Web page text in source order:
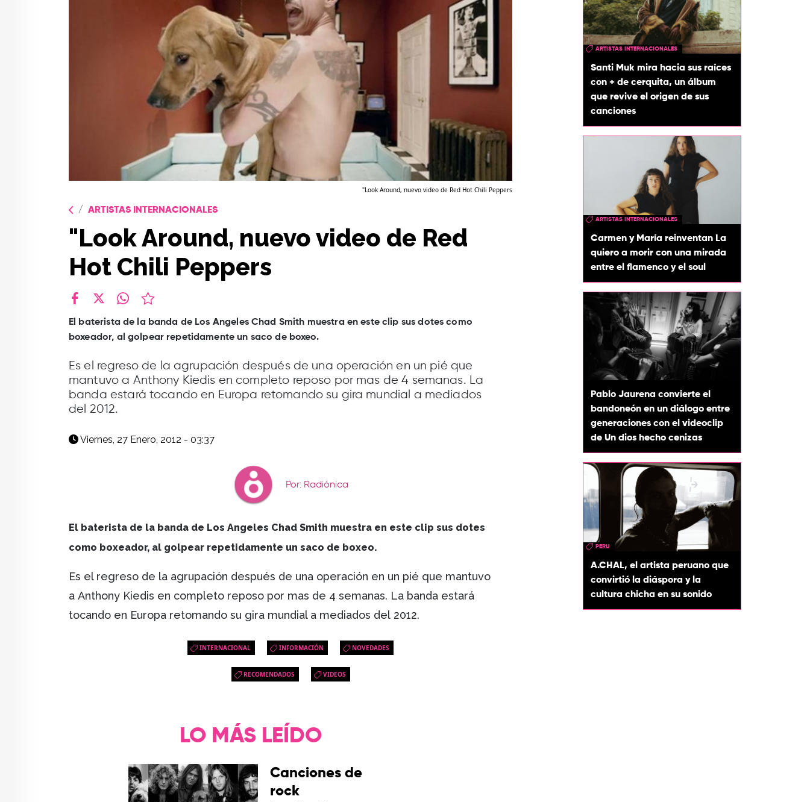
"Look Around, nuevo video de Red Hot Chili Peppers
ARTISTAS INTERNACIONALES
"Look Around, nuevo video de Red
Hot Chili Peppers
El baterista de la banda de Los Angeles Chad Smith muestra en este clip sus dotes como
boxeador, al golpear repetidamente un saco de boxeo.
Es el regreso de la agrupación después de una operación en un pié que
mantuvo a Anthony Kiedis en completo reposo por mas de 4 semanas. La
banda estará tocando en Europa retomando su gira mundial a mediados
del 2012.
Viernes, 27 Enero, 2012 - 03:37
Por: Radiónica
El baterista de la banda de Los Angeles Chad Smith muestra en este clip sus dotes
como boxeador, al golpear repetidamente un saco de boxeo.
Es el regreso de la agrupación después de una operación en un pié que mantuvo
a Anthony Kiedis en completo reposo por mas de 4 semanas. La banda estará
tocando en Europa retomando su gira mundial a mediados del 2012.
INTERNACIONAL INFORMACIÓN NOVEDADES
RECOMENDADOS VIDEOS
ARTISTAS INTERNACIONALES
Santi Muk mira hacia sus raíces
con + de cerquita, un álbum
que revive el origen de sus
canciones
ARTISTAS INTERNACIONALES
Carmen y María reinventan La
quiero a morir con una mirada
entre el flamenco y el soul
Pablo Jaurena convierte el
bandoneón en un diálogo entre
generaciones con el videoclip
de Un dios hecho cenizas
PERU
A.CHAL, el artista peruano que
convirtió la diáspora y la
cultura chicha en su sonido
LO MÁS LEÍDO
Canciones de
rock